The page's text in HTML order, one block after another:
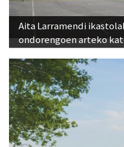
Aita Larramendi
ondorengoen arteko